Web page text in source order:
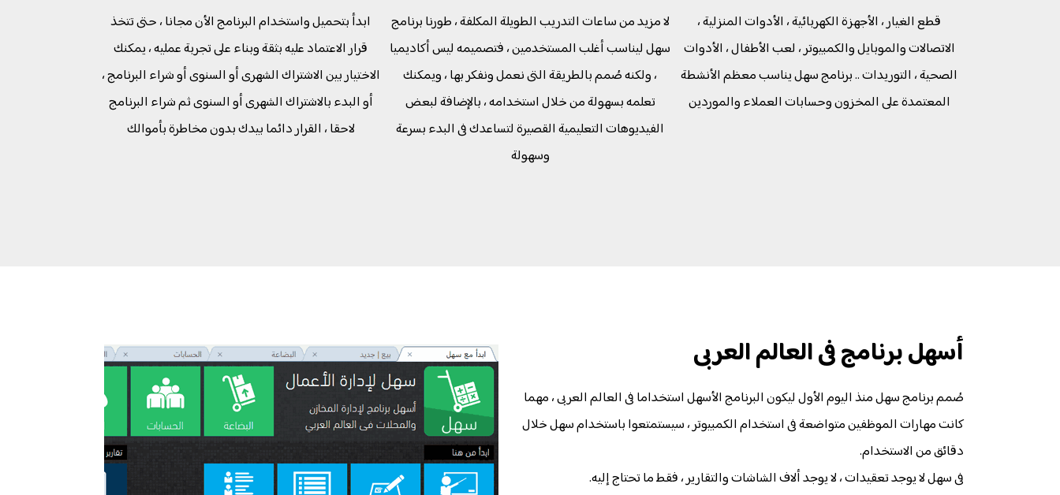
قطع الغيار ، الأجهزة الكهربائية ، الأدوات المنزلية ،
الاتصالات والموبايل والكمبيوتر ، لعب الأطفال ، الأدوات
الصحية ، التوريدات .. برنامج سهل يناسب معظم الأنشطة
المعتمدة على المخزون وحسابات العملاء والموردين
لا مزيد من ساعات التدريب الطويلة المكلفة ، طورنا برنامج
سهل ليناسب أغلب المستخدمين ، فتصميمه ليس أكاديميا
، ولكنه صُمم بالطريقة التى نعمل ونفكر بها ، ويمكنك
تعلمه بسهولة من خلال استخدامه ، بالإضافة لبعض
الفيديوهات التعليمية القصيرة لتساعدك فى البدء بسرعة
وسهولة
ابدأ بتحميل واستخدام البرنامج الأن مجانا ، حتى تتخذ
قرار الاعتماد عليه بثقة وبناء على تجربة عمليه ، يمكنك
الاختيار بين الاشتراك الشهرى أو السنوى أو شراء البرنامج ،
أو البدء بالاشتراك الشهرى أو السنوى ثم شراء البرنامج
لاحقا ، القرار دائما بيدك بدون مخاطرة بأموالك
أسهل برنامج فى العالم العربى
صُمم برنامج سهل منذ اليوم الأول ليكون البرنامج الأسهل استخداما فى العالم العربى ، مهما
كانت مهارات الموظفين متواضعة فى استخدام الكمبيوتر ، سيستمتعوا باستخدام سهل خلال
دقائق من الاستخدام.
فى سهل لا يوجد تعقيدات ، لا يوجد ألاف الشاشات والتقارير ، فقط ما تحتاج إليه.